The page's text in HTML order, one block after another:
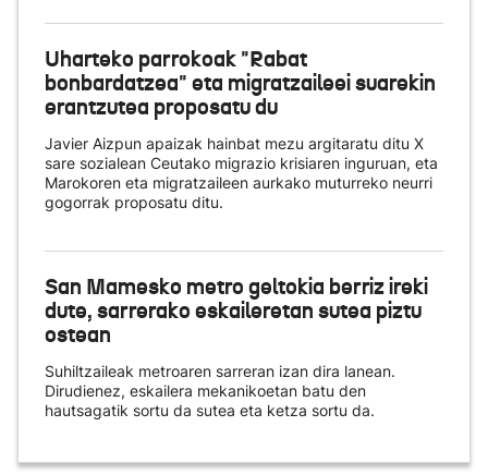
Uharteko parrokoak "Rabat
bonbardatzea" eta migratzaileei suarekin
erantzutea proposatu du
Javier Aizpun apaizak hainbat mezu argitaratu ditu X
sare sozialean Ceutako migrazio krisiaren inguruan, eta
Marokoren eta migratzaileen aurkako muturreko neurri
gogorrak proposatu ditu.
San Mamesko metro geltokia berriz ireki
dute, sarrerako eskaileretan sutea piztu
ostean
Suhiltzaileak metroaren sarreran izan dira lanean.
Dirudienez, eskailera mekanikoetan batu den
hautsagatik sortu da sutea eta ketza sortu da.